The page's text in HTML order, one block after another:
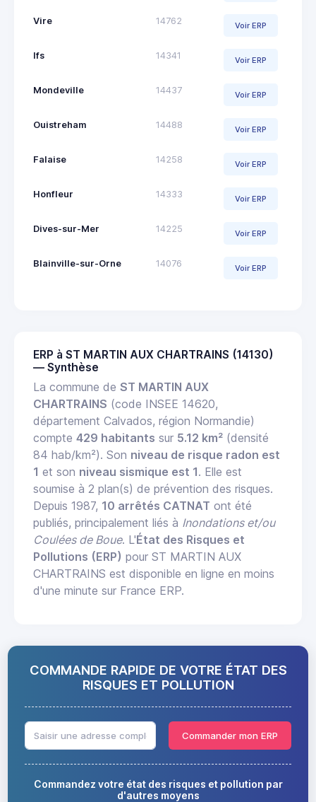
Vire 14762 Voir ERP
Ifs 14341 Voir ERP
Mondeville 14437 Voir ERP
Ouistreham 14488 Voir ERP
Falaise 14258 Voir ERP
Honfleur 14333 Voir ERP
Dives-sur-Mer 14225 Voir ERP
Blainville-sur-Orne 14076 Voir ERP
ERP à ST MARTIN AUX CHARTRAINS (14130)
— Synthèse
La commune de ST MARTIN AUX
CHARTRAINS (code INSEE 14620,
département Calvados, région Normandie)
compte 429 habitants sur 5.12 km² (densité
84 hab/km²). Son niveau de risque radon est
1 et son niveau sismique est 1. Elle est
soumise à 2 plan(s) de prévention des risques.
Depuis 1987, 10 arrêtés CATNAT ont été
publiés, principalement liés à Inondations et/ou
Coulées de Boue. L'État des Risques et
Pollutions (ERP) pour ST MARTIN AUX
CHARTRAINS est disponible en ligne en moins
d'une minute sur France ERP.
COMMANDE RAPIDE DE VOTRE ÉTAT DES
RISQUES ET POLLUTION
Commander mon ERP
Commandez votre état des risques et pollution par
d'autres moyens